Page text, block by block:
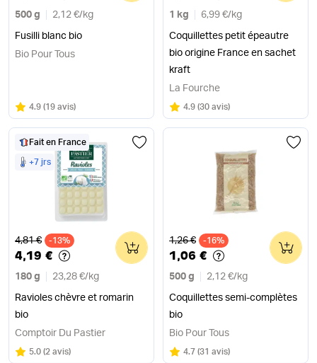
500 g 2,12 €/ kg
Fusilli blanc bio
Bio Pour Tous
Note
4.9 sur 5
(19 avis)
1 kg 6,99 €/ kg
Coquillettes petit épeautre
bio origine France en sachet
kraft
La Fourche
Note
4.9 sur 5
(30 avis)
Fait en France
+7 jrs
Ancien prix
4,81 € -13%
4,19 €
180 g 23,28 €/ kg
Ravioles chèvre et romarin
bio
0
Comptoir Du Pastier
Note
5.0 sur 5
(2 avis)
Ancien prix
1,26 € -16%
1,06 €
500 g 2,12 €/ kg
Coquillettes semi-complètes
bio
0
Bio Pour Tous
Note
4.7 sur 5
(31 avis)